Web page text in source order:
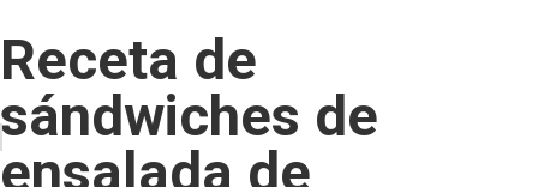
Receta de
sándwiches de
ensalada de